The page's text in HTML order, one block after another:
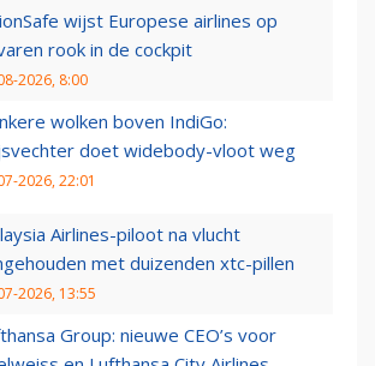
wijst Europese airlines op
rook in de cockpit
2026, 8:00
wolken boven IndiGo:
doet widebody-vloot weg
2026, 22:01
Airlines-piloot na vlucht
met duizenden xtc-pillen
2026, 13:55
Group: nieuwe CEO’s voor